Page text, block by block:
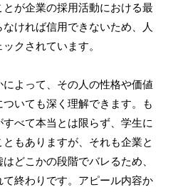
が企業の採用活動における最
ければ信用できないため、人
クされています。
よって、その人の性格や価値
いても深く理解できます。も
べて本当とは限らず、学生に
もありますが、それも企業と
どこかの段階でバレるため、
終わりです。アピール内容か